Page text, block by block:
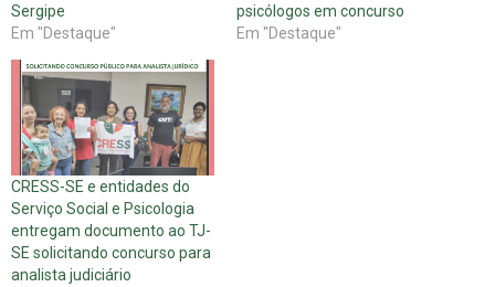
Sergipe
Em "Destaque"
psicólogos em concurso
Em "Destaque"
CRESS-SE e entidades do
Serviço Social e Psicologia
entregam documento ao TJ-
SE solicitando concurso para
analista judiciário